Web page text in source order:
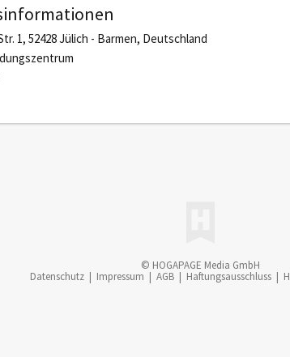
1, 52428 Jülich - Barmen, Deutschland
© HOGAPAGE Media GmbH
Datenschutz
Impressum AGB Haftungsausschluss